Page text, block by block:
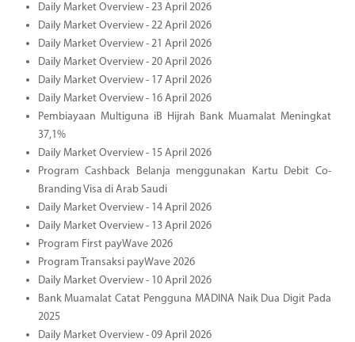
Daily Market Overview - 23 April 2026
Daily Market Overview - 22 April 2026
Daily Market Overview - 21 April 2026
Daily Market Overview - 20 April 2026
Daily Market Overview - 17 April 2026
Daily Market Overview - 16 April 2026
Pembiayaan Multiguna iB Hijrah Bank Muamalat Meningkat
37,1%
Daily Market Overview - 15 April 2026
Program Cashback Belanja menggunakan Kartu Debit Co-
Branding Visa di Arab Saudi
Daily Market Overview - 14 April 2026
Daily Market Overview - 13 April 2026
Program First payWave 2026
Program Transaksi payWave 2026
Daily Market Overview - 10 April 2026
Bank Muamalat Catat Pengguna MADINA Naik Dua Digit Pada
2025
Daily Market Overview - 09 April 2026